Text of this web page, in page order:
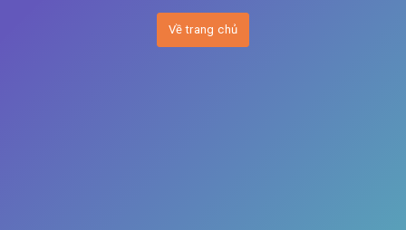
Về trang chủ